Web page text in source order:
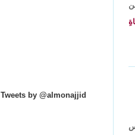
Tweets by @almonajjid